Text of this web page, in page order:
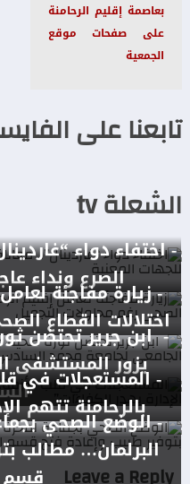
بعاصمة إقليم الرحامنة
على صفحات موقع
الجمعية
تابعنا على
الشعلة tv
- اختفاء دواء
الصرع ونداء
- زيارة مفاجئة
اختلالات القطاع
- ابن جرير تحتضن
يزور المستشفى
- المستعجلات في
بالرحامنة تتهم
- الوضع الصحي
البرلمان… مطالب